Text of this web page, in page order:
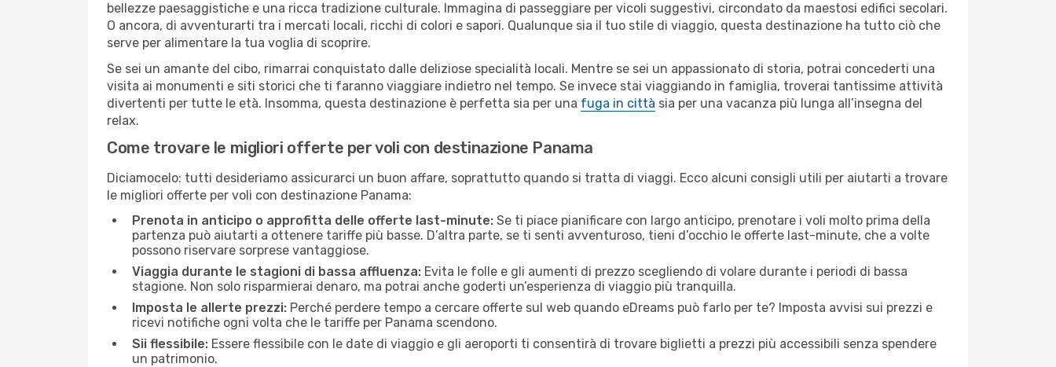
bellezze paesaggistiche e una ricca tradizione culturale. Immagina di passeggiare per vicoli suggestivi, circondato da maestosi edifici secolari.
O ancora, di avventurarti tra i mercati locali, ricchi di colori e sapori. Qualunque sia il tuo stile di viaggio, questa destinazione ha tutto ciò che
serve per alimentare la tua voglia di scoprire.
Se sei un amante del cibo, rimarrai conquistato dalle deliziose specialità locali. Mentre se sei un appassionato di storia, potrai concederti una
visita ai monumenti e siti storici che ti faranno viaggiare indietro nel tempo. Se invece stai viaggiando in famiglia, troverai tantissime attività
divertenti per tutte le età. Insomma, questa destinazione è perfetta sia per una fuga in città sia per una vacanza più lunga all’insegna del
relax.
Come trovare le migliori offerte per voli con destinazione Panama
Diciamocelo: tutti desideriamo assicurarci un buon affare, soprattutto quando si tratta di viaggi. Ecco alcuni consigli utili per aiutarti a trovare
le migliori offerte per voli con destinazione Panama:
Prenota in anticipo o approfitta delle offerte last-minute: Se ti piace pianificare con largo anticipo, prenotare i voli molto prima della
partenza può aiutarti a ottenere tariffe più basse. D’altra parte, se ti senti avventuroso, tieni d’occhio le offerte last-minute, che a volte
possono riservare sorprese vantaggiose.
Viaggia durante le stagioni di bassa affluenza: Evita le folle e gli aumenti di prezzo scegliendo di volare durante i periodi di bassa
stagione. Non solo risparmierai denaro, ma potrai anche goderti un’esperienza di viaggio più tranquilla.
Imposta le allerte prezzi: Perché perdere tempo a cercare offerte sul web quando eDreams può farlo per te? Imposta avvisi sui prezzi e
ricevi notifiche ogni volta che le tariffe per Panama scendono.
Sii flessibile: Essere flessibile con le date di viaggio e gli aeroporti ti consentirà di trovare biglietti a prezzi più accessibili senza spendere
un patrimonio.